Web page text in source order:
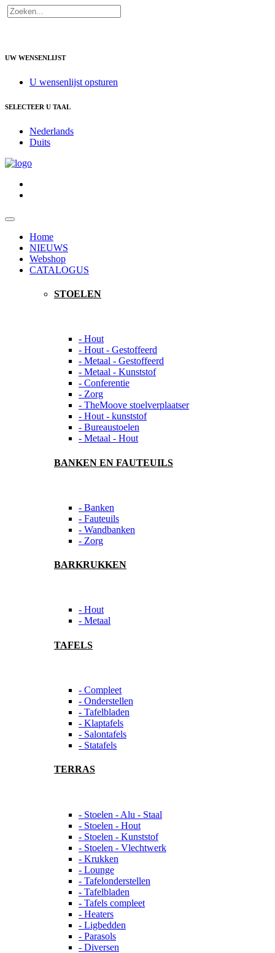
UW WENSENLIJST
U wensenlijst opsturen
SELECTEER U TAAL
Nederlands
Duits
Home
NIEUWS
Webshop
CATALOGUS
STOELEN
- Hout
- Hout - Gestoffeerd
- Metaal - Gestoffeerd
- Metaal - Kunststof
- Conferentie
- Zorg
- TheMoove stoelverplaatser
- Hout - kunststof
- Bureaustoelen
- Metaal - Hout
BANKEN EN FAUTEUILS
- Banken
- Fauteuils
- Wandbanken
- Zorg
BARKRUKKEN
- Hout
- Metaal
TAFELS
- Compleet
- Onderstellen
- Tafelbladen
- Klaptafels
- Salontafels
- Statafels
TERRAS
- Stoelen - Alu - Staal
- Stoelen - Hout
- Stoelen - Kunststof
- Stoelen - Vlechtwerk
- Krukken
- Lounge
- Tafelonderstellen
- Tafelbladen
- Tafels compleet
- Heaters
- Ligbedden
- Parasols
- Diversen